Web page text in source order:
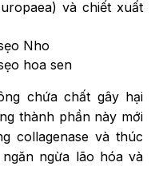
và chiết xuất
Nho
hoa sen
chứa chất gây hại
thành phần này mới
collagenase và thúc
ngừa lão hóa và